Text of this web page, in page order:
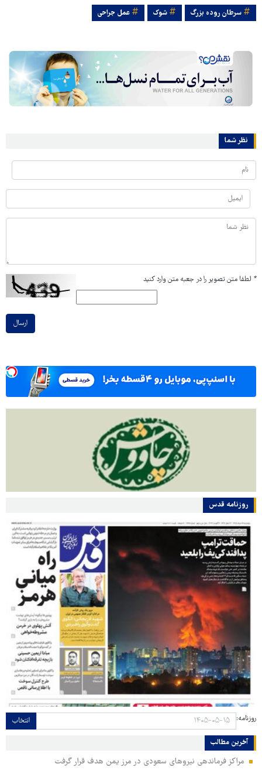
سرطان روده بزرگ شوک عمل جراحی
نظر شما
* لطفا متن تصویر را در جعبه متن وارد کنید
ارسال
روزنامه قدس
روزنامه: انتخاب
آخرین مطالب
مراکز فرماندهی نیروهای سعودی در مرز یمن هدف قرار گرفت